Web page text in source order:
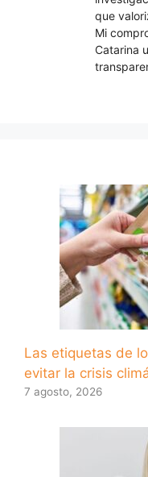
que
Mi
Catarina
Las etiquetas de
evitar la crisis
7 agosto, 2026